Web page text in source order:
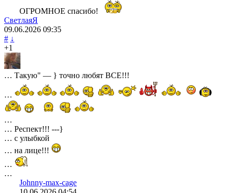
ОГРОМНОЕ спасибо!
СветлаяЯ
09.06.2026 09:35
# ↓
+1
… Такую" — } точно любят ВСЕ!!!
…
…
… Респект!!! ---}
… с улыбкой
… на лице!!!
…
…
Johnny-max-cage